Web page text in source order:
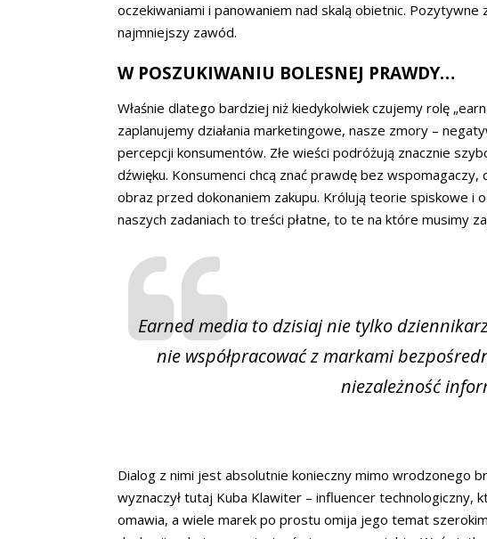
oczekiwaniami i panowaniem nad skalą obietnic.
najmniejszy zawód.
W POSZUKIWANIU BOLESNEJ PRAWDY…
Właśnie dlatego bardziej niż kiedykolwiek czujemy rolę
zaplanujemy działania marketingowe, nasze zmory –
percepcji konsumentów. Złe wieści podróżują znacznie
dźwięku. Konsumenci chcą znać prawdę bez
obraz przed dokonaniem zakupu. Królują teorie spiskowe i
naszych zadaniach to treści płatne, to te na które musimy
Earned media to dzisiaj nie tylko
nie współpracować z markami
niezależność
Dialog z nimi jest absolutnie konieczny mimo wrodzonego
wyznaczył tutaj Kuba Klawiter – influencer technologiczny,
omawia, a wiele marek po prostu omija jego temat